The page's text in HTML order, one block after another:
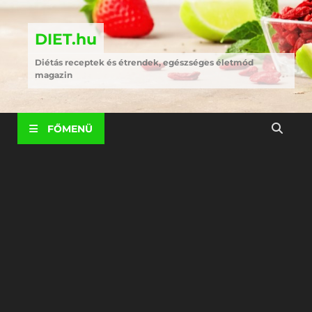
DIET.hu
Diétás receptek és étrendek, egészséges életmód
magazin
FŐMENÜ